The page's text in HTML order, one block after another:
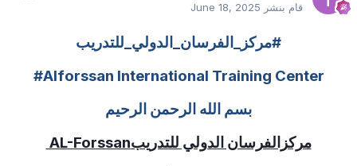
قام بنشر June 18, 2025
#مركز_الفرسان_الدولي_للتدريب
#Alforssan International Training Center
بسم الله الرحمن الرحيم
مركزالفرسان الدولي للتدريبAL-Forssan